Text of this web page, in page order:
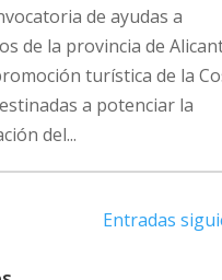
de ayudas a
de la provincia de
turística de la
a potenciar la
del...
Entradas